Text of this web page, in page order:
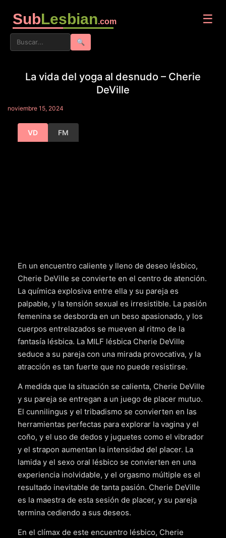
SubLesbian.com ☰
🔍
La vida del yoga al desnudo – Cherie
DeVille
noviembre 15, 2024
VD FM
En un encuentro caliente y lleno de deseo lésbico,
Cherie DeVille se convierte en el centro de atención.
La química explosiva entre ella y su pareja es
palpable, y la tensión sexual es irresistible. La pasión
femenina se desborda en un beso apasionado, y los
cuerpos entrelazados se mueven al ritmo de la
fantasía lésbica. La MILF lésbica Cherie DeVille
seduce a su pareja con una mirada provocativa, y la
atracción es tan fuerte que no puede resistirse.
A medida que la situación se calienta, Cherie DeVille
y su pareja se entregan a un juego de placer mutuo.
El cunnilingus y el tribadismo se convierten en las
herramientas perfectas para explorar la vagina y el
coño, y el uso de dedos y juguetes como el vibrador
y el strapon aumentan la intensidad del placer. La
lamida y el sexo oral lésbico se convierten en una
experiencia inolvidable, y el orgasmo múltiple es el
resultado inevitable de tanta pasión. Cherie DeVille
es la maestra de esta sesión de placer, y su pareja
termina cediendo a sus deseos.
En el clímax de este encuentro lésbico, Cherie